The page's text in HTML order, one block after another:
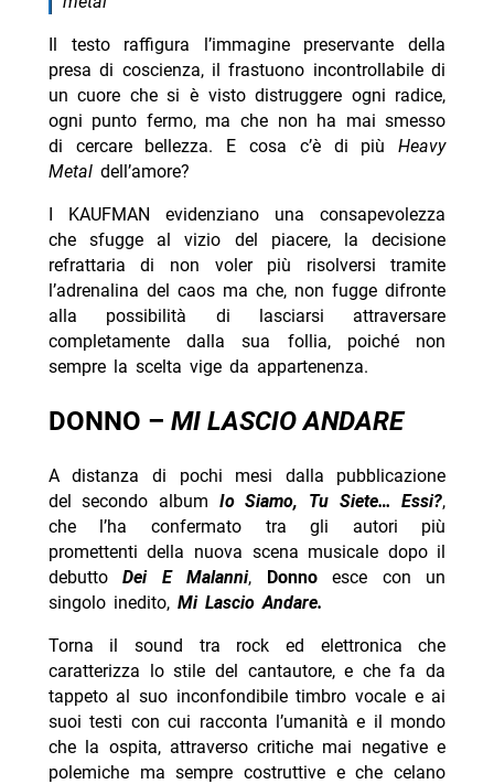
Il testo raffigura l’immagine preservante della
presa di coscienza, il frastuono incontrollabile di
un cuore che si è visto distruggere ogni radice,
ogni punto fermo, ma che non ha mai smesso
di cercare bellezza. E cosa c’è di piùHeavy
Metaldell’amore?
I KAUFMAN evidenziano una consapevolezza
che sfugge al vizio del piacere, la decisione
refrattaria di non voler più risolversi tramite
l’adrenalina del caos ma che, non fugge difronte
alla possibilità di lasciarsi attraversare
completamente dalla sua follia, poiché non
sempre la scelta vige da appartenenza.
DONNO – MI LASCIO ANDARE
A distanza di pochi mesi dalla pubblicazione
del secondo album Io Siamo, Tu Siete… Essi?,
che l’ha confermato tra gli autori più
promettenti della nuova scena musicale dopo il
debuttoDei E Malanni, Donnoesce con un
singolo inedito, Mi Lascio Andare.
Torna il sound tra rock ed elettronica che
caratterizza lo stile del cantautore, e che fa da
tappeto al suo inconfondibile timbro vocale e ai
suoi testi con cui racconta l’umanità e il mondo
che la ospita, attraverso critiche mai negative e
polemiche ma sempre costruttive e che celano